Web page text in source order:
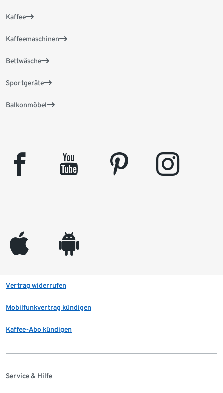
Kaffee
Kaffeemaschinen
Bettwäsche
Sportgeräte
Balkonmöbel
facebook youtube pinterest instagram
appleinc android
Vertrag widerrufen
Mobilfunkvertrag kündigen
Kaffee-Abo kündigen
Service & Hilfe